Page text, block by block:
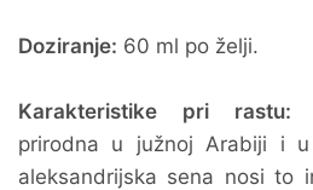
Doziranje: 60 ml po želji.
Karakteristike pri
prirodna u južnoj Arabiji i u
aleksandrijska sena nosi to